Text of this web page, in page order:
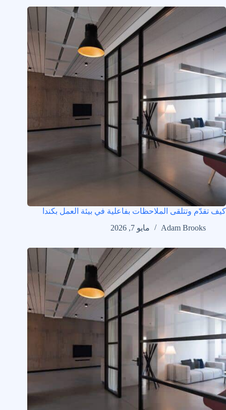
كيف تقدّم وتتلقى الملاحظات بفاعلية في بيئة العمل بكندا
Adam Brooks
مايو 7, 2026